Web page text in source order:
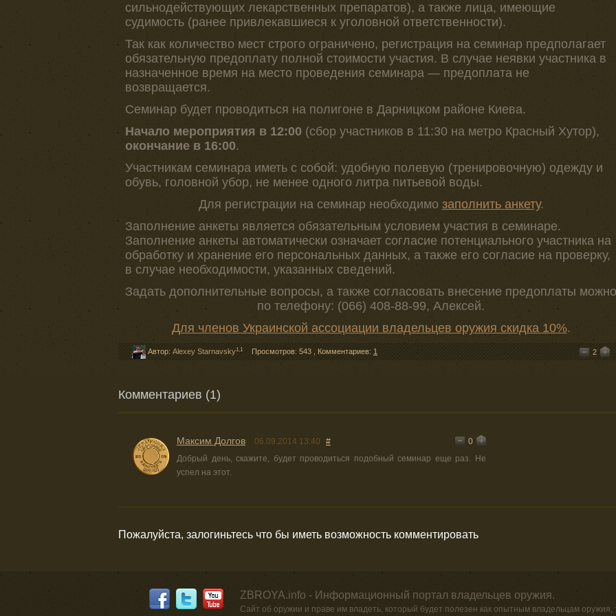
сильнодействующих лекарственных препаратов), а также лица, имеющие
судимость (ранее привлекавшиеся к уголовной ответственности).
Так как количество мест строго ограничено, регистрация на семинар предполагает
обязательную предоплату полной стоимости участия. В случае неявки участника в
назначенное время на место проведения семинара — предоплата не
возвращается.
Семинар будет проводиться на полигоне в Дарницком районе Киева.
Начало мероприятия в 12:00 (сбор участников в 11:30 на метро Красный Хутор),
окончание в 16:00.
Участникам семинара иметь с собой: удобную полевую (тренировочную) одежду и
обувь, головной убор, не менее одного литра питьевой воды.
Для регистрации на семинар необходимо заполнить анкету.
Заполнение анкеты является обязательным условием участия в семинаре.
Заполнение анкеты автоматически означает согласие потенциального участника на
обработку и хранение его персональных данных, а также его согласие на проверку,
в случае необходимости, указанных сведений.
Задать дополнительные вопросы, а также согласовать внесение предоплаты можно
по телефону: (066) 408-88-99, Алексей.
Для членов Украинской ассоциации владельцев оружия скидка 10%.
Автор: Alexey Starnavsky1,1 Просмотров: 543 Комментариев: 1 2
Комментариев (1)
Максим Долгов 06.09.2014 13:40 #
0
Добрый день, скажите, будет проводиться подобный семинар еще раз. Не
успел на этот.
Пожалуйста, залогиньтесь что бы иметь возможность комментировать
ZBROYA.info - Информационный портал владельцев оружия.
Сайт об оружии и праве им владеть, который будет полезен как опытным владельцам